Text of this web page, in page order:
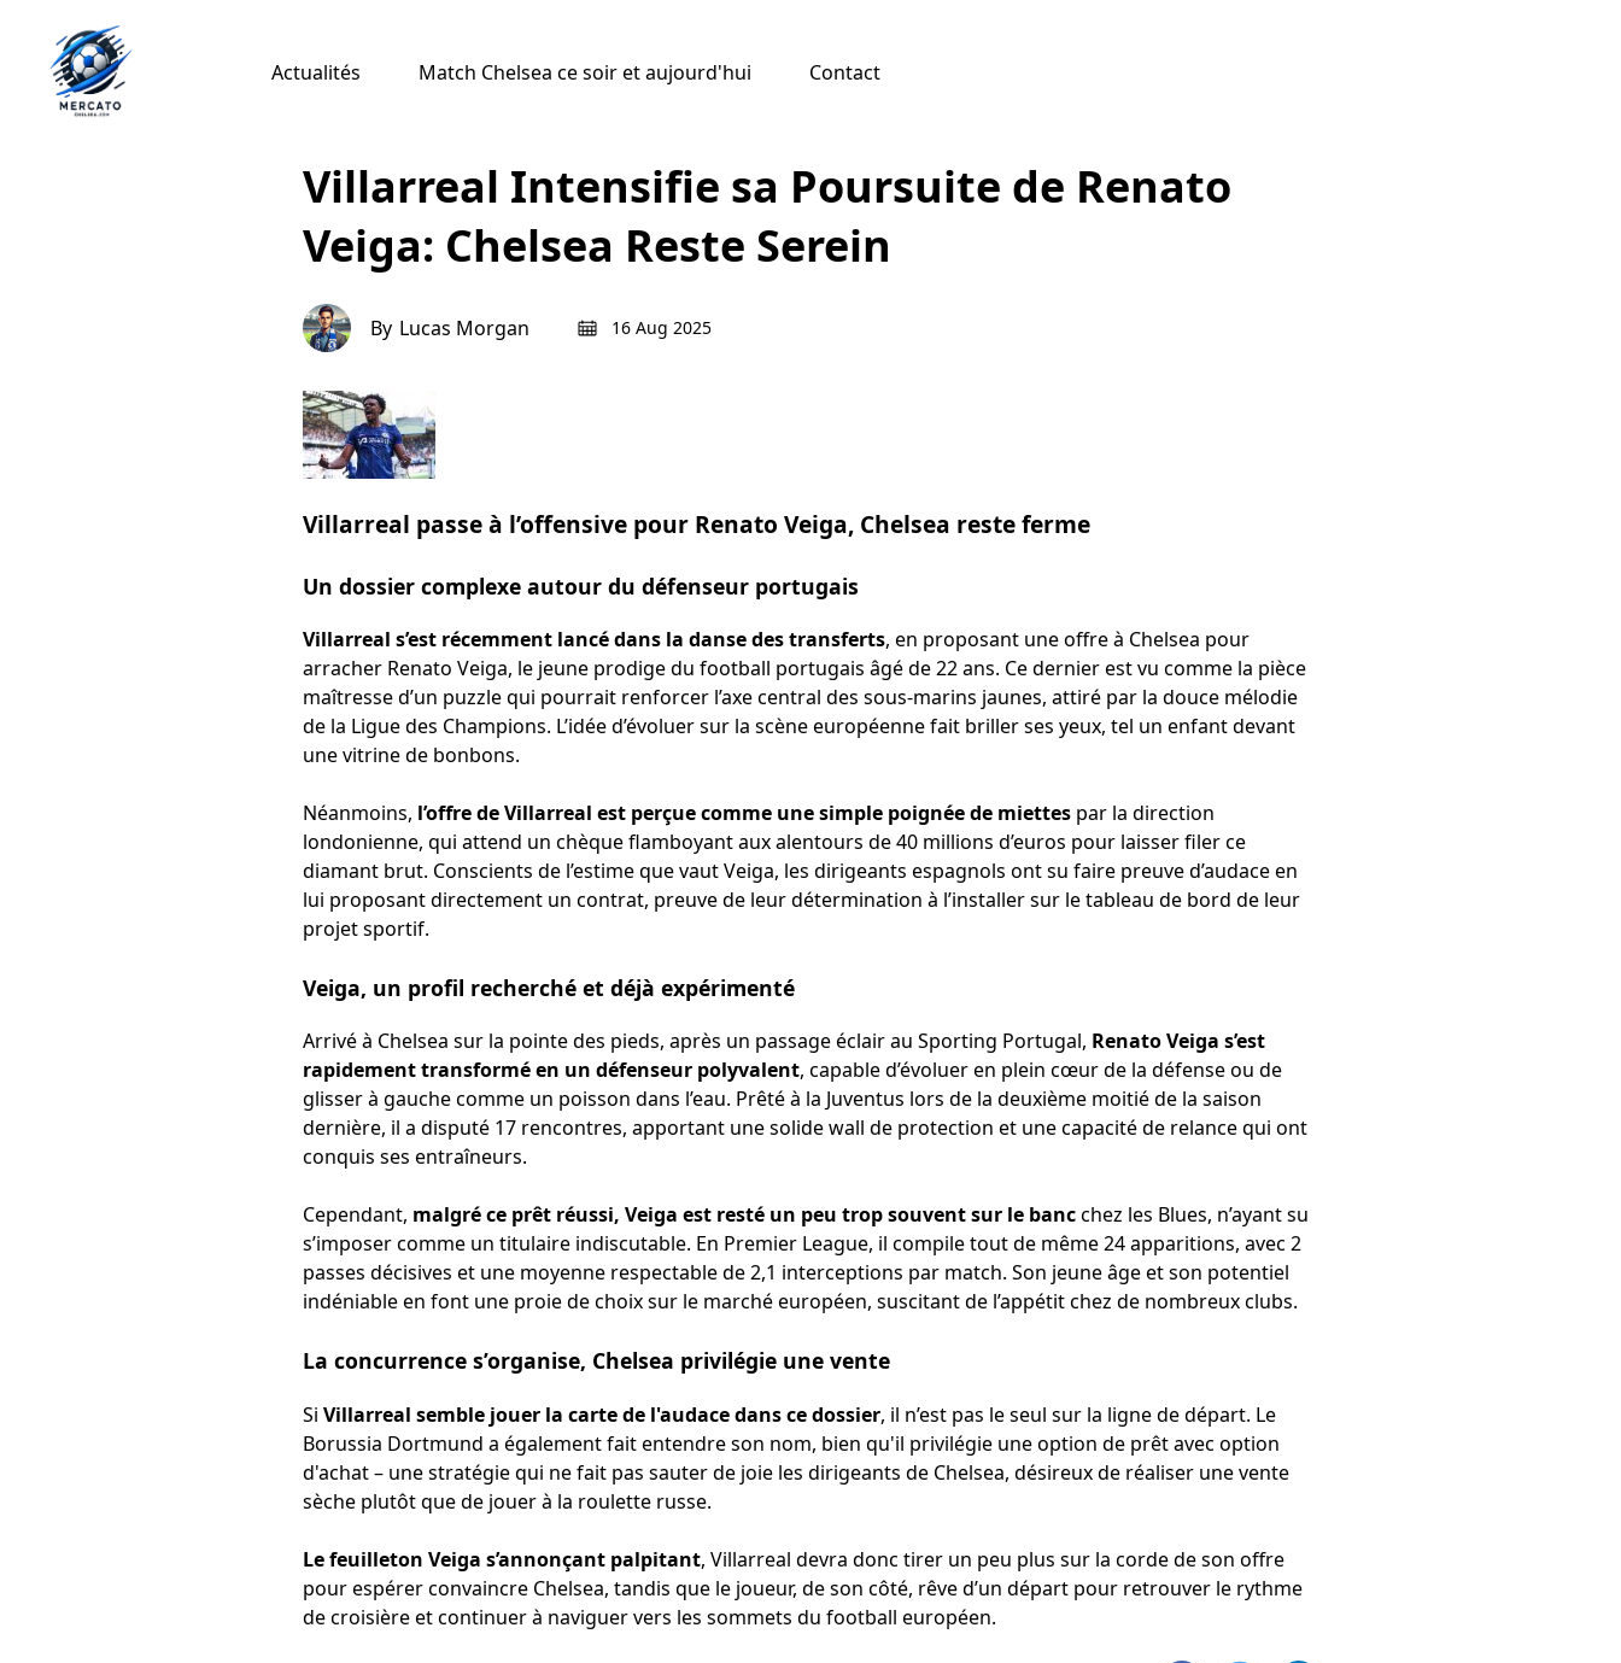
Actualités Match Chelsea ce soir et aujourd'hui Contact
Villarreal Intensifie sa Poursuite de Renato
Veiga: Chelsea Reste Serein
By Lucas Morgan 16 Aug 2025
Villarreal passe à l’offensive pour Renato Veiga, Chelsea reste ferme
Un dossier complexe autour du défenseur portugais
Villarreal s’est récemment lancé dans la danse des transferts, en proposant une offre à Chelsea pour
arracher Renato Veiga, le jeune prodige du football portugais âgé de 22 ans. Ce dernier est vu comme la pièce
maîtresse d’un puzzle qui pourrait renforcer l’axe central des sous-marins jaunes, attiré par la douce mélodie
de la Ligue des Champions. L’idée d’évoluer sur la scène européenne fait briller ses yeux, tel un enfant devant
une vitrine de bonbons.
Néanmoins, l’offre de Villarreal est perçue comme une simple poignée de miettespar la direction
londonienne, qui attend un chèque flamboyant aux alentours de 40 millions d’euros pour laisser filer ce
diamant brut. Conscients de l’estime que vaut Veiga, les dirigeants espagnols ont su faire preuve d’audace en
lui proposant directement un contrat, preuve de leur détermination à l’installer sur le tableau de bord de leur
projet sportif.
Veiga, un profil recherché et déjà expérimenté
Arrivé à Chelsea sur la pointe des pieds, après un passage éclair au Sporting Portugal, Renato Veiga s’est
rapidement transformé en un défenseur polyvalent, capable d’évoluer en plein cœur de la défense ou de
glisser à gauche comme un poisson dans l’eau. Prêté à la Juventus lors de la deuxième moitié de la saison
dernière, il a disputé 17 rencontres, apportant une solide wall de protection et une capacité de relance qui ont
conquis ses entraîneurs.
Cependant, malgré ce prêt réussi, Veiga est resté un peu trop souvent sur le bancchez les Blues, n’ayant su
s’imposer comme un titulaire indiscutable. En Premier League, il compile tout de même 24 apparitions, avec 2
passes décisives et une moyenne respectable de 2,1 interceptions par match. Son jeune âge et son potentiel
indéniable en font une proie de choix sur le marché européen, suscitant de l’appétit chez de nombreux clubs.
La concurrence s’organise, Chelsea privilégie une vente
Si Villarreal semble jouer la carte de l'audace dans ce dossier, il n’est pas le seul sur la ligne de départ. Le
Borussia Dortmund a également fait entendre son nom, bien qu'il privilégie une option de prêt avec option
d'achat – une stratégie qui ne fait pas sauter de joie les dirigeants de Chelsea, désireux de réaliser une vente
sèche plutôt que de jouer à la roulette russe.
Le feuilleton Veiga s’annonçant palpitant, Villarreal devra donc tirer un peu plus sur la corde de son offre
pour espérer convaincre Chelsea, tandis que le joueur, de son côté, rêve d’un départ pour retrouver le rythme
de croisière et continuer à naviguer vers les sommets du football européen.